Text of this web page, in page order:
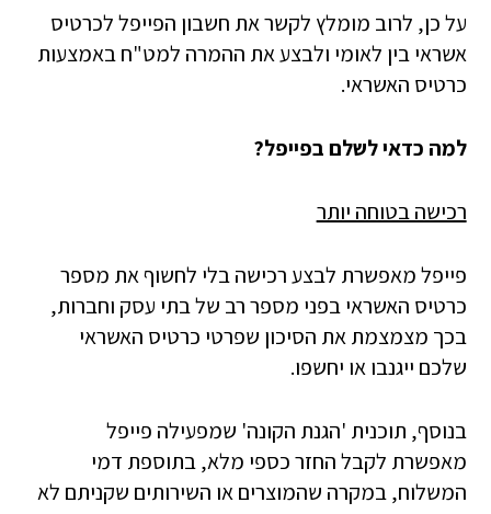
על כן, לרוב מומלץ לקשר את חשבון הפייפל לכרטיס
אשראי בין לאומי ולבצע את ההמרה למט"ח באמצעות
כרטיס האשראי.
למה כדאי לשלם בפייפל?
רכישה בטוחה יותר
פייפל מאפשרת לבצע רכישה בלי לחשוף את מספר
כרטיס האשראי בפני מספר רב של בתי עסק וחברות,
בכך מצמצמת את הסיכון שפרטי כרטיס האשראי
שלכם ייגנבו או יחשפו.
בנוסף, תוכנית 'הגנת הקונה' שמפעילה פייפל
מאפשרת לקבל החזר כספי מלא, בתוספת דמי
המשלוח, במקרה שהמוצרים או השירותים שקניתם לא